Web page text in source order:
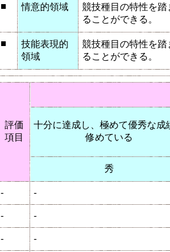
■ 情意的領域
競技種目の特性を
ることができる。
■
技能表現的
領域
競技種目の特性を
ることができる。
評価
項目
十分に達成し、極めて優秀な成
修めている
秀
- -
- -
- -